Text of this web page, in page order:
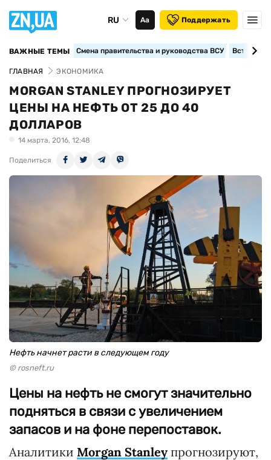
RU Аа Поддержать
ВАЖНЫЕ ТЕМЫ Смена правительства и руководства ВСУ
ГЛАВНАЯ ЭКОНОМИКА
MORGAN STANLEY ПРОГНОЗИРУЕТ
ЦЕНЫ НА НЕФТЬ ОТ 25 ДО 40
ДОЛЛАРОВ
14 марта, 2016, 12:48
Поделиться
Нефть начнет расти в следующем году
© rosneft.ru
Цены на нефть не смогут значительно
подняться в связи с увеличением
запасов и на фоне перепоставок.
Аналитики Morgan Stanley прогнозируют,